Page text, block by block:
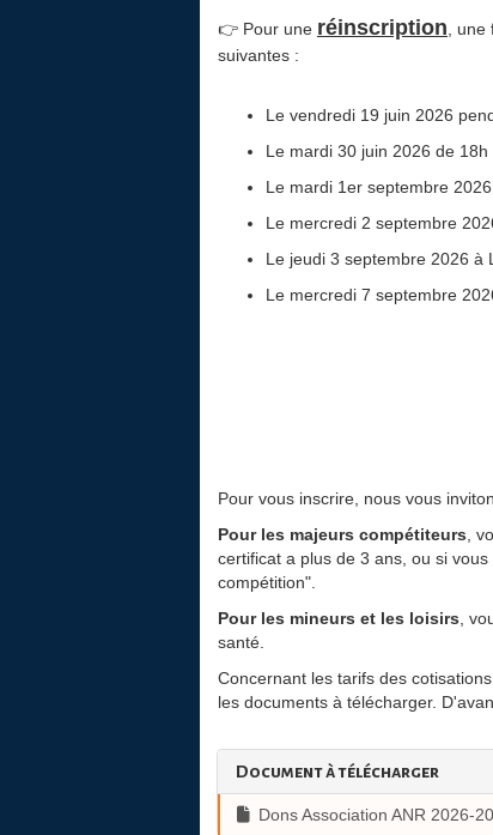
👉 Pour une réinscription ,
suivantes :
Le vendredi 19 juin 2026
Le mardi 30 juin 2026 de
Le mardi 1er septembre
Le mercredi 2 septembre
Le jeudi 3 septembre 2026 à
Le mercredi 7 septembre
Pour vous inscrire, nous vous
Pour les majeurs compétiteurs ,
certificat a plus de 3 ans, ou si
compétition".
Pour les mineurs et les loisirs ,
santé.
Concernant les tarifs des
les documents à télécharger.
Document à télécharger
Dons Association ANR 2026-